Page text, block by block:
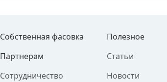
Собственная фасовка
Партнерам
Сотрудничество
Полезное
Статьи
Новости